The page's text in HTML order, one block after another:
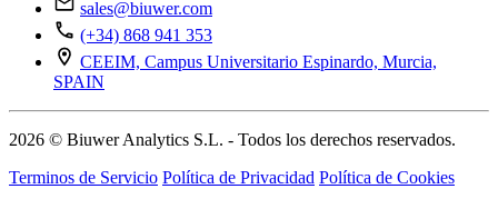
sales@biuwer.com
(+34) 868 941 353
CEEIM, Campus Universitario Espinardo, Murcia,
SPAIN
2026 © Biuwer Analytics S.L. - Todos los derechos reservados.
Terminos de Servicio Política de Privacidad Política de Cookies